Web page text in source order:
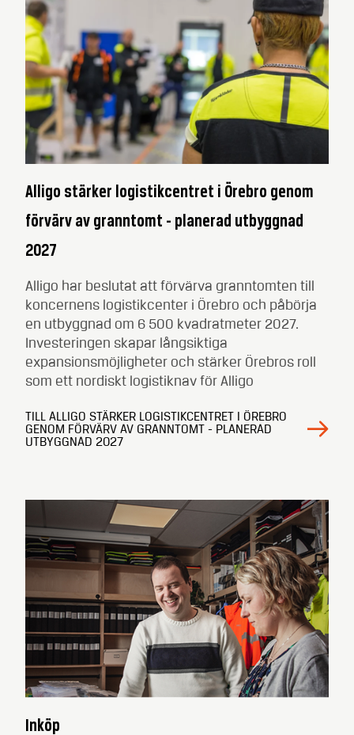
Alligo stärker logistikcentret i Örebro genom
förvärv av granntomt - planerad utbyggnad
2027
Alligo har beslutat att förvärva granntomten till
koncernens logistikcenter i Örebro och påbörja
en utbyggnad om 6 500 kvadratmeter 2027.
Investeringen skapar långsiktiga
expansionsmöjligheter och stärker Örebros roll
som ett nordiskt logistiknav för Alligo
TILL ALLIGO STÄRKER LOGISTIKCENTRET I ÖREBRO
GENOM FÖRVÄRV AV GRANNTOMT - PLANERAD
UTBYGGNAD 2027
Inköp